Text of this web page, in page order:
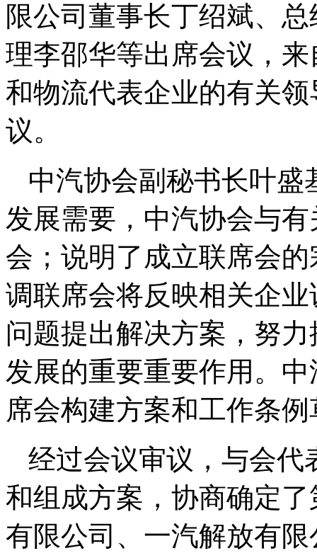
限公司董事长丁绍斌、
理李邵华等出席会议，
和物流代表企业的有关
议。
中汽协会副秘书长叶
发展需要，中汽协会与
会；说明了成立联席会
调联席会将反映相关企
问题提出解决方案，努
发展的重要重要作用。
席会构建方案和工作条
经过会议审议，与会代
和组成方案，协商确定
有限公司、一汽解放有